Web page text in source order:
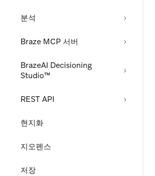
분석
Braze MCP 서버
BrazeAI Decisioning
Studio™
REST API
현지화
지오펜스
저장